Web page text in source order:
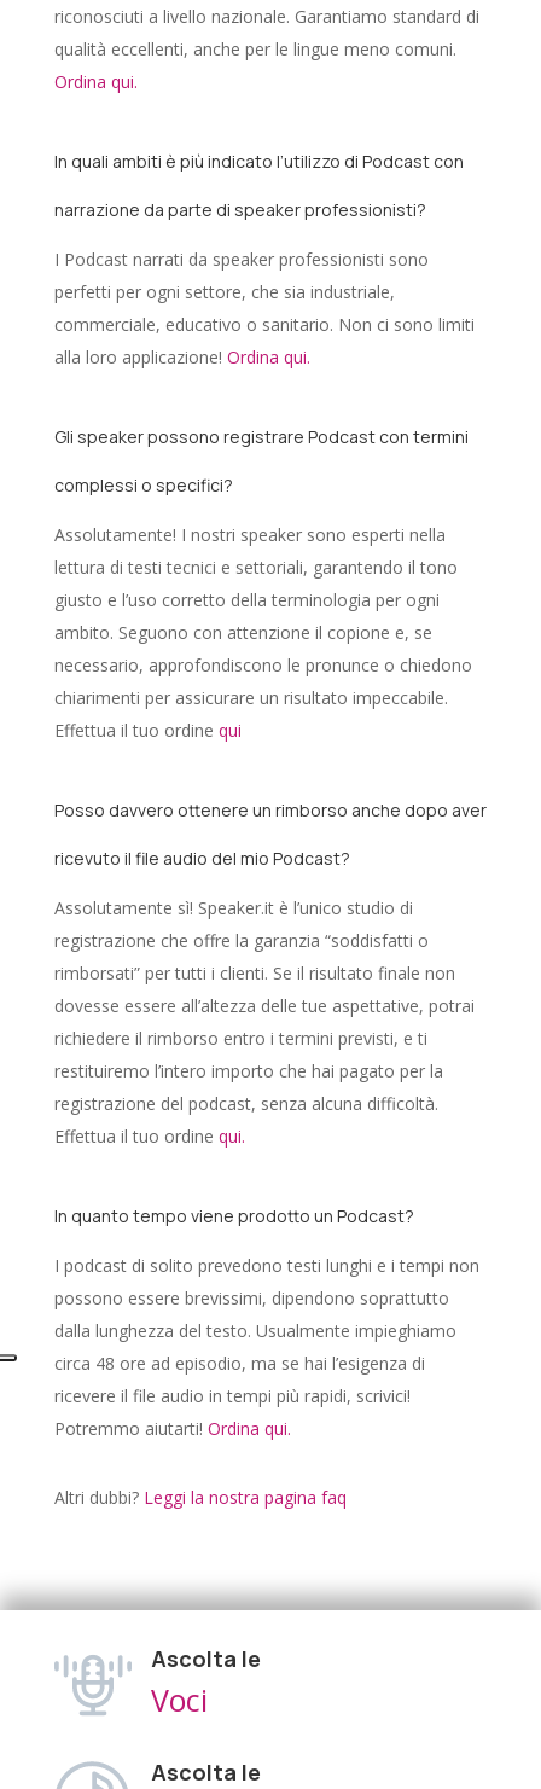
riconosciuti a livello nazionale. Garantiamo standard di
qualità eccellenti, anche per le lingue meno comuni.
Ordina qui.
In quali ambiti è più indicato l’utilizzo di Podcast con
narrazione da parte di speaker professionisti?
I Podcast narrati da speaker professionisti sono
perfetti per ogni settore, che sia industriale,
commerciale, educativo o sanitario. Non ci sono limiti
alla loro applicazione! Ordina qui.
Gli speaker possono registrare Podcast con termini
complessi o specifici?
Assolutamente! I nostri speaker sono esperti nella
lettura di testi tecnici e settoriali, garantendo il tono
giusto e l’uso corretto della terminologia per ogni
ambito. Seguono con attenzione il copione e, se
necessario, approfondiscono le pronunce o chiedono
chiarimenti per assicurare un risultato impeccabile.
Effettua il tuo ordine qui
Posso davvero ottenere un rimborso anche dopo aver
ricevuto il file audio del mio Podcast?
Assolutamente sì! Speaker.it è l’unico studio di
registrazione che offre la garanzia “soddisfatti o
rimborsati” per tutti i clienti. Se il risultato finale non
dovesse essere all’altezza delle tue aspettative, potrai
richiedere il rimborso entro i termini previsti, e ti
restituiremo l’intero importo che hai pagato per la
registrazione del podcast, senza alcuna difficoltà.
Effettua il tuo ordine qui.
In quanto tempo viene prodotto un Podcast?
I podcast di solito prevedono testi lunghi e i tempi non
possono essere brevissimi, dipendono soprattutto
dalla lunghezza del testo. Usualmente impieghiamo
circa 48 ore ad episodio, ma se hai l’esigenza di
ricevere il file audio in tempi più rapidi, scrivici!
Potremmo aiutarti! Ordina qui.
Altri dubbi? Leggi la nostra pagina faq
Ascolta le
Voci
Ascolta le